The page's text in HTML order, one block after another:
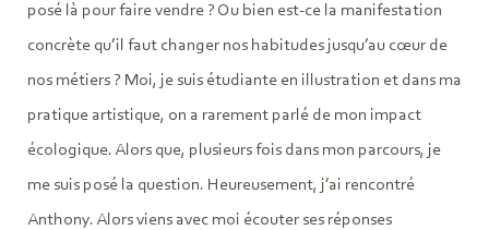
posé là pour faire vendre ? Ou bien est-ce la manifestation
concrète qu’il faut changer nos habitudes jusqu’au cœur de
nos métiers ? Moi, je suis étudiante en illustration et dans ma
pratique artistique, on a rarement parlé de mon impact
écologique. Alors que, plusieurs fois dans mon parcours, je
me suis posé la question. Heureusement, j’ai rencontré
Anthony. Alors viens avec moi écouter ses réponses